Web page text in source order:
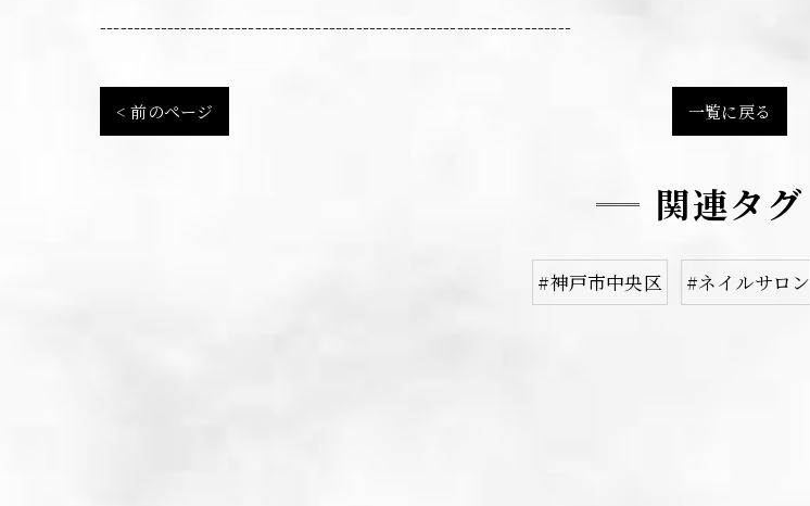
----------------------------------------------------------------------
< 前のページ 一覧に戻る
関連タグ
#神戸市中央区 #ネイルサロン